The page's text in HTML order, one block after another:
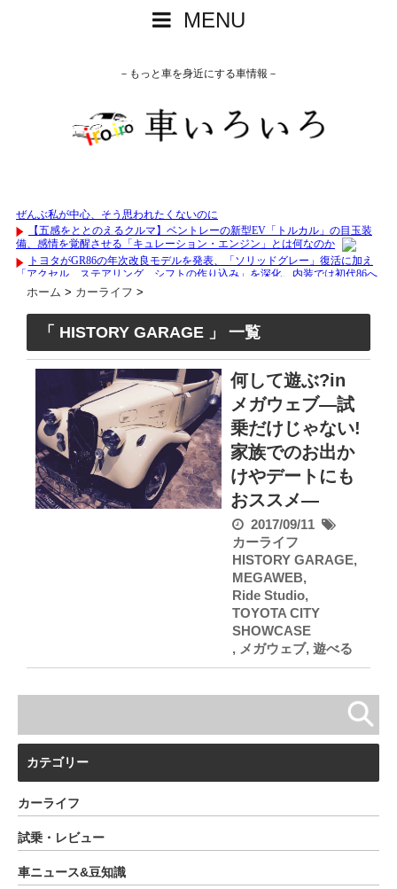
MENU
－もっと車を身近にする車情報－
ホーム > カーライフ >
「 HISTORY GARAGE 」 一覧
何して遊ぶ?in
メガウェブ―試
乗だけじゃない!
家族でのお出か
けやデートにも
おススメ―
2017/09/11
カーライフ
HISTORY GARAGE,
MEGAWEB,
Ride Studio,
TOYOTA CITY
SHOWCASE
, メガウェブ, 遊べる
カテゴリー
カーライフ
試乗・レビュー
車ニュース&豆知識